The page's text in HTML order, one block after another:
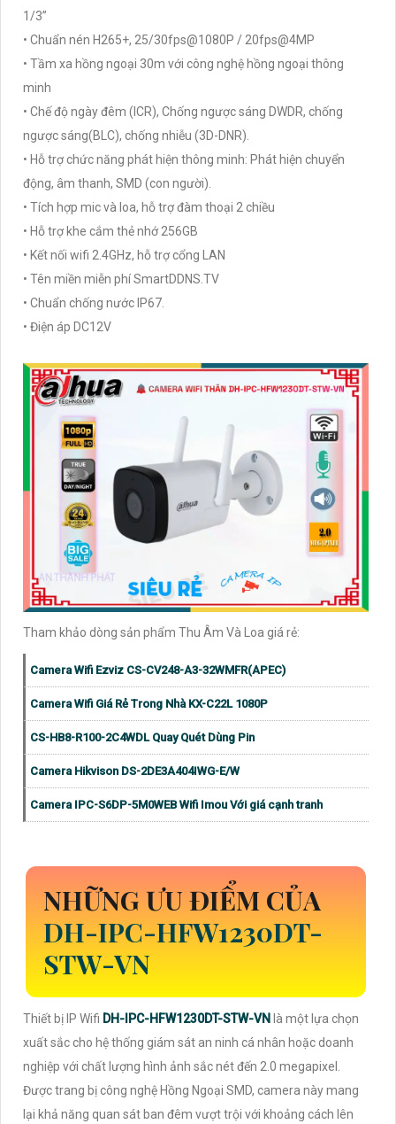
1/3”
• Chuẩn nén H265+, 25/30fps@1080P / 20fps@4MP
• Tầm xa hồng ngoại 30m với công nghệ hồng ngoại thông
minh
• Chế độ ngày đêm (ICR), Chống ngược sáng DWDR, chống
ngược sáng(BLC), chống nhiễu (3D-DNR).
• Hỗ trợ chức năng phát hiện thông minh: Phát hiện chuyển
động, âm thanh, SMD (con người).
• Tích hợp mic và loa, hỗ trợ đàm thoại 2 chiều
• Hỗ trợ khe cắm thẻ nhớ 256GB
• Kết nối wifi 2.4GHz, hỗ trợ cổng LAN
• Tên miền miễn phí SmartDDNS.TV
• Chuẩn chống nước IP67.
• Điện áp DC12V
Tham khảo dòng sản phẩm Thu Âm Và Loa giá rẻ:
Camera Wifi Ezviz CS-CV248-A3-32WMFR(APEC)
Camera Wifi Giá Rẻ Trong Nhà KX-C22L 1080P
CS-HB8-R100-2C4WDL Quay Quét Dùng Pin
Camera Hikvison DS-2DE3A404IWG-E/W
Camera IPC-S6DP-5M0WEB Wifi Imou Với giá cạnh tranh
NHỮNG ƯU ĐIỂM CỦA
DH-IPC-HFW1230DT-
STW-VN
Thiết bị IP Wifi DH-IPC-HFW1230DT-STW-VN là một lựa chọn
xuất sắc cho hệ thống giám sát an ninh cá nhân hoặc doanh
nghiệp với chất lượng hình ảnh sắc nét đến 2.0 megapixel.
Được trang bị công nghệ Hồng Ngoại SMD, camera này mang
lại khả năng quan sát ban đêm vượt trội với khoảng cách lên